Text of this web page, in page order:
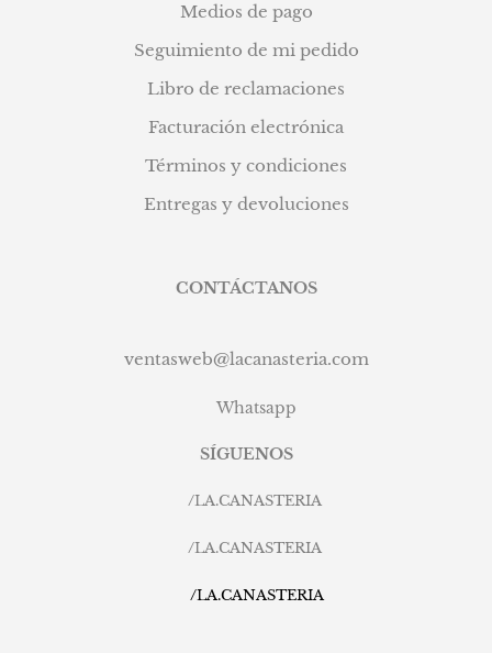
Medios de pago
Seguimiento de mi pedido
Libro de reclamaciones
Facturación electrónica
Términos y condiciones
Entregas y devoluciones
CONTÁCTANOS
ventasweb@lacanasteria.com
Whatsapp
SÍGUENOS
/LA.CANASTERIA
/LA.CANASTERIA
/LA.CANASTERIA